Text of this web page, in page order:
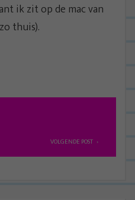
ik zit op de mac van
thuis).
VOLGENDE POST